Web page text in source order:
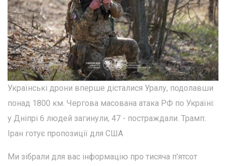
Українські дрони вперше дісталися Уралу, подолавши
понад 1800 км. Чергова масована атака РФ по Україні:
у Дніпрі 6 людей загинули, 47 - постраждали. Трамп:
Іран готує пропозиції для США
Ми зібрали для вас інформацію про тисяча п'ятсот